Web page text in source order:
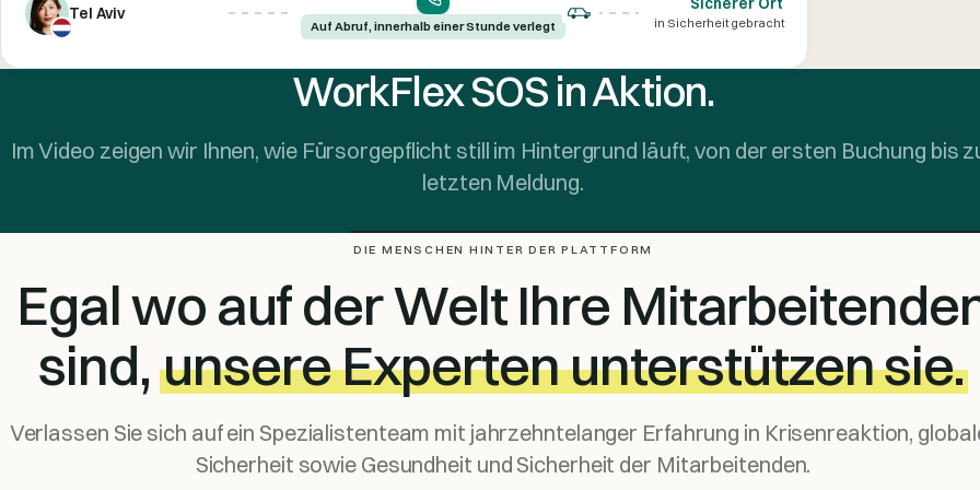
Tel Aviv
Auf Abruf, innerhalb einer Stunde verlegt
Sicherer Ort
in Sicherheit gebracht
WorkFlex SOS in Aktion.
Im Video zeigen wir Ihnen, wie Fürsorgepflicht still im Hintergrund läuft, von der ersten Buchung bis
letzten Meldung.
DIE MENSCHEN HINTER DER PLATTFORM
Egal wo auf der Welt Ihre
sind,unsere Experten unterstützen sie.
Verlassen Sie sich auf ein Spezialistenteam mit jahrzehntelanger Erfahrung in Krisenreaktion,
Sicherheit sowie Gesundheit und Sicherheit der Mitarbeitenden.